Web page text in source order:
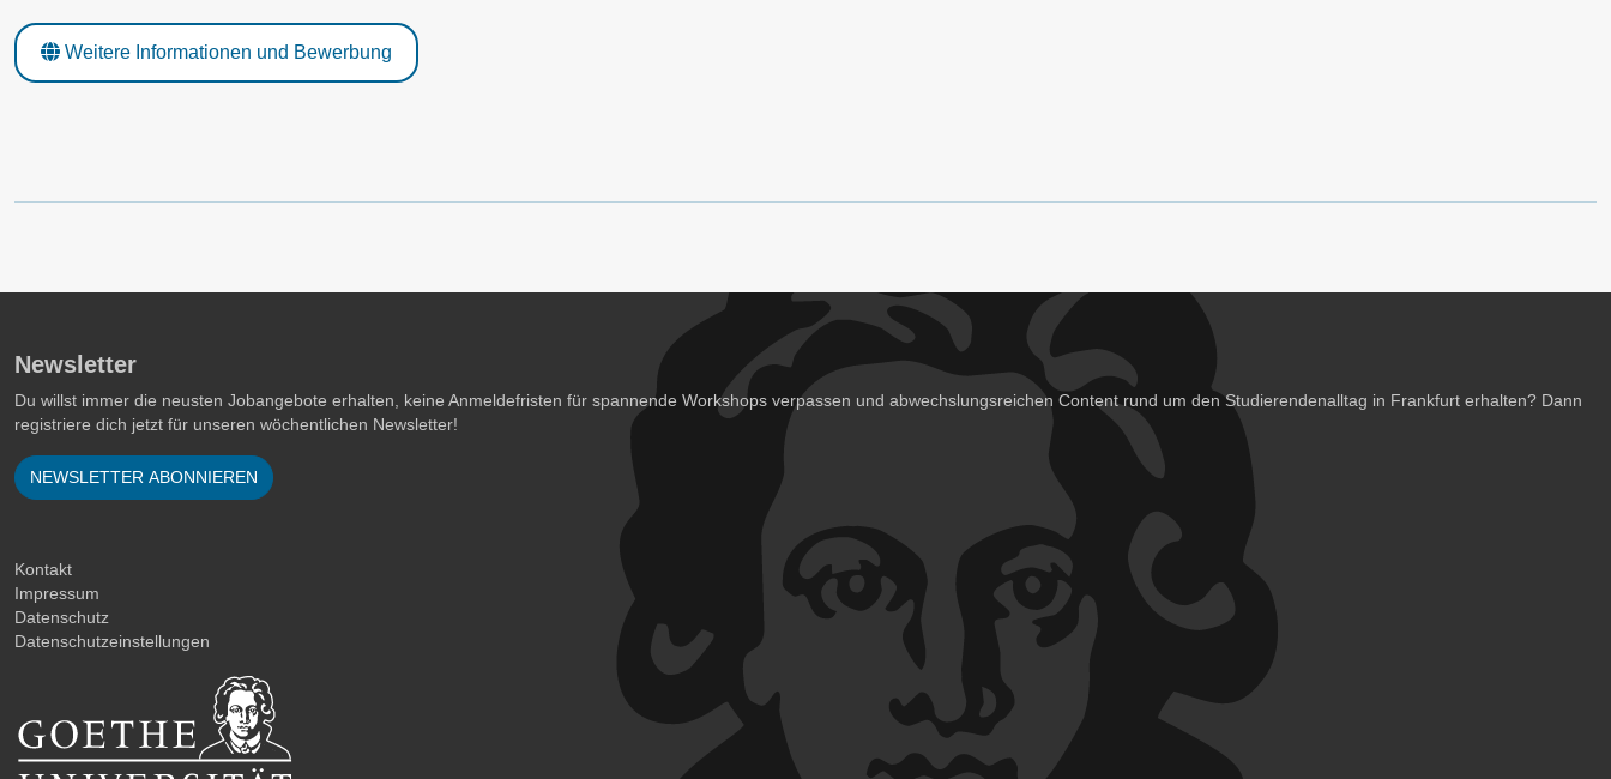
Weitere Informationen und Bewerbung
Newsletter
Du willst immer die neusten Jobangebote erhalten, keine Anmeldefristen für spannende Workshops verpassen und abwechslungsreichen Content rund um den Studierendenalltag in Frankfurt erhalten? Dann
registriere dich jetzt für unseren wöchentlichen Newsletter!
NEWSLETTER ABONNIEREN
Kontakt
Impressum
Datenschutz
Datenschutzeinstellungen